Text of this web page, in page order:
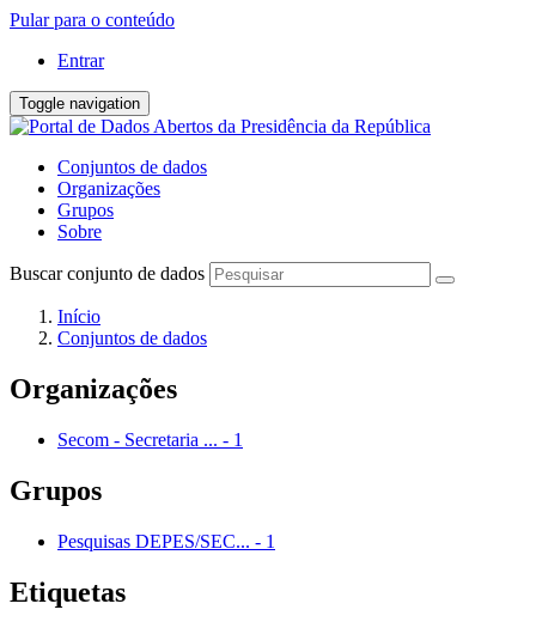
Pular para o conteúdo
Entrar
Toggle navigation
Conjuntos de dados
Organizações
Grupos
Sobre
Buscar conjunto de dados
Início
Conjuntos de dados
Organizações
Secom - Secretaria ... - 1
Grupos
Pesquisas DEPES/SEC... - 1
Etiquetas